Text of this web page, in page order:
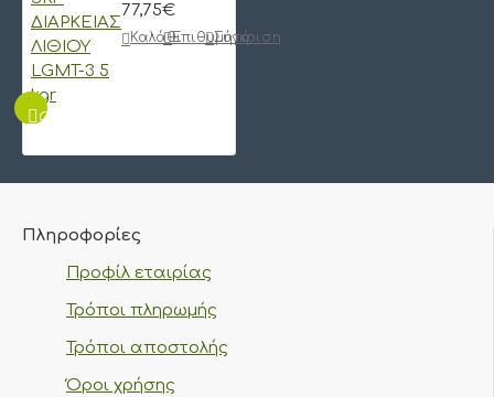
QUICKVIEW
77,75€
ΚαλάθιΕπιθυμητό
Σύγκριση
Πληροφορίες
Προφίλ εταιρίας
Τρόποι πληρωμής
Τρόποι αποστολής
Όροι χρήσης